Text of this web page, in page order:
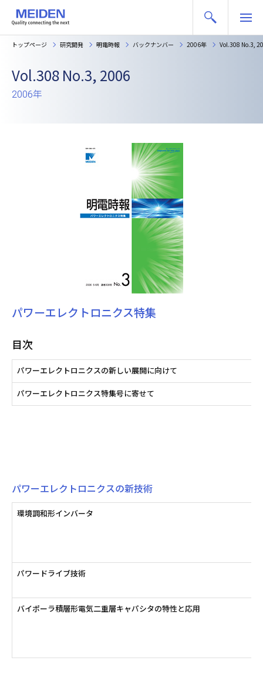
トップページ 研究開発 明電時報 バックナンバー 2006年 Vol.308 No.3,
Vol.308 No.3, 2006
2006年
パワーエレクトロニクス特集
目次
パワーエレクトロニクスの新しい展開に向けて
パワーエレクトロニクス特集号に寄せて
パワーエレクトロニクスの新技術
環境調和形インバータ
パワードライブ技術
バイポーラ積層形電気二重層キャパシタの特性と応用